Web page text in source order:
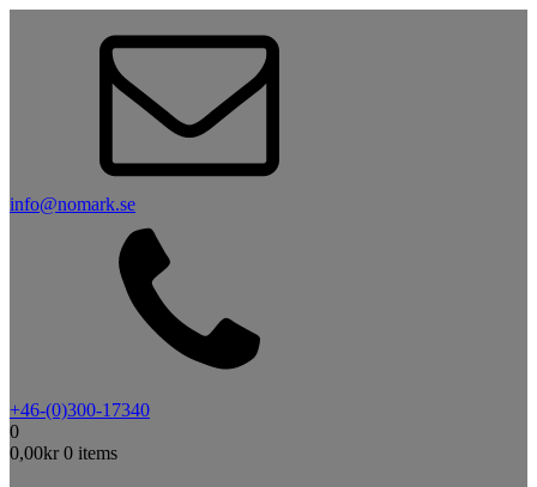
info@nomark.se
+46-(0)300-17340
0
0,00kr 0 items